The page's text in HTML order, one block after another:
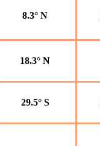
8.3° N
18.3° N
29.5° S